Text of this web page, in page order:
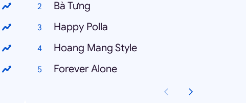
Bà Tưng
Happy Polla
Hoang Mang Style
Forever Alone